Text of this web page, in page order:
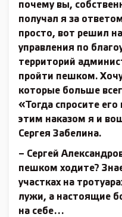
почему вы,
получал я за
просто, вот решил
управления по
территорий
пройти пешком.
которые больше
«Тогда спросите
этим наказом я и
Сергея Забелина.
– Сергей
пешком ходите?
участках на
лужи, а настоящие
на себе…